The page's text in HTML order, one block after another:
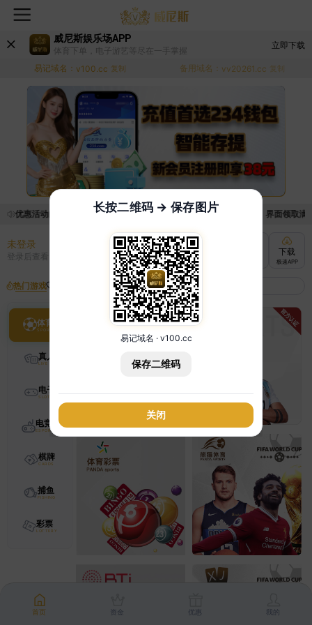
威尼斯娱乐场APP
体育下单，电子游艺等尽在一手掌握
立即下载
易记域名： v100.cc 复制 备用域名： vv20261.cc 复制
取优惠活动的手续麻烦，已新增优惠系统，现在可以前往【福利中心】界面领取
未登录
登录后查看 充值
快速到账
下载
极速APP
热门游戏
体育
真人
电子
电竞
棋牌
捕鱼
彩票
首页 资金 优惠 我的
长按二维码 → 保存图片
易记域名 · v100.cc
保存二维码
关闭